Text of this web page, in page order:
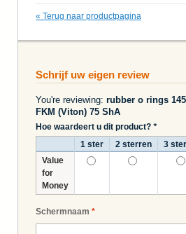
« Terug naar productpagina
Schrijf uw eigen review
You're reviewing: rubber o rings
FKM (Viton) 75 ShA
Hoe waardeert u dit product? *
1 ster
2 sterren 3
Value
for
Money
*
Schermnaam